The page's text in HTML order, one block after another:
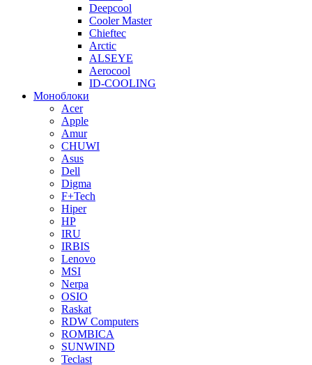
Deepcool
Cooler Master
Chieftec
Arctic
ALSEYE
Aerocool
ID-COOLING
Моноблоки
Acer
Apple
Amur
CHUWI
Asus
Dell
Digma
F+Tech
Hiper
HP
IRU
IRBIS
Lenovo
MSI
Nerpa
OSIO
Raskat
RDW Computers
ROMBICA
SUNWIND
Teclast